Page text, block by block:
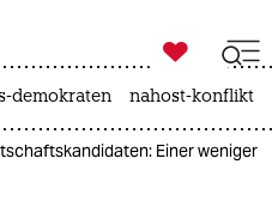
ich

taz zahl ich
demokraten nahost-konflikt
Einer weniger